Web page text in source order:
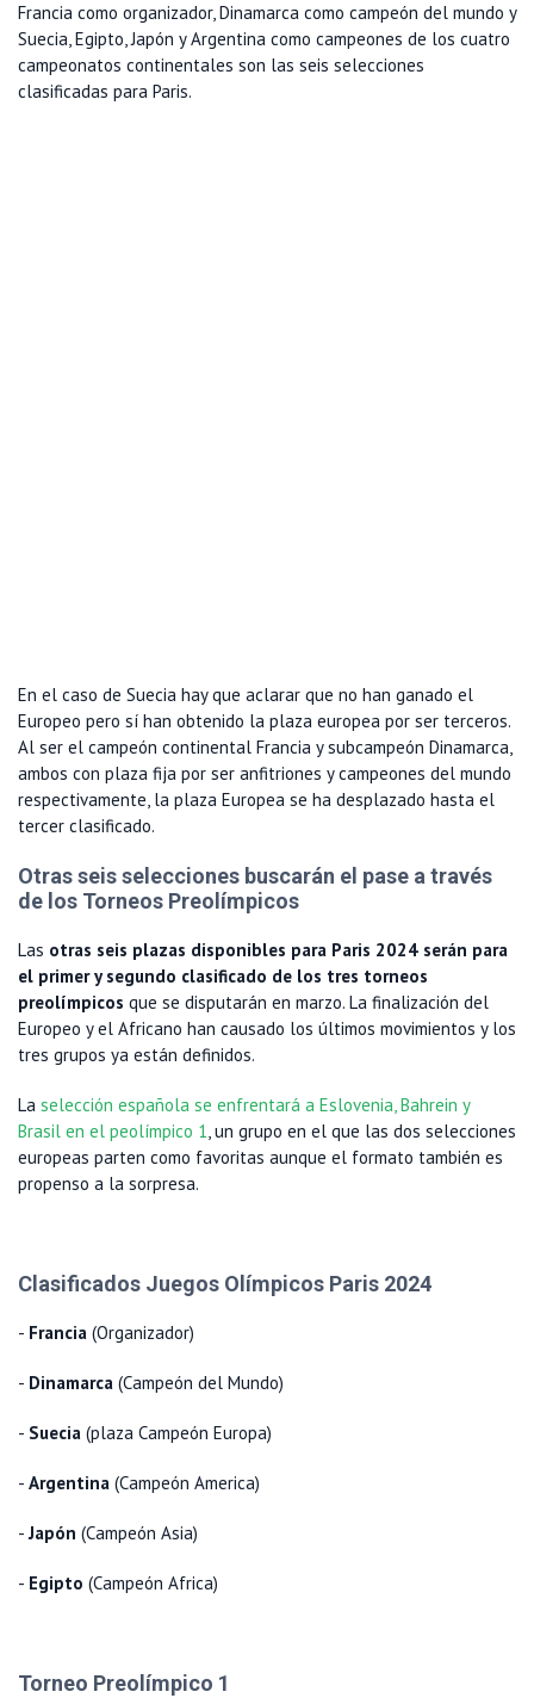
Francia como organizador, Dinamarca como campeón del mundo y
Suecia, Egipto, Japón y Argentina como campeones de los cuatro
campeonatos continentales son las seis selecciones
clasificadas para Paris.
En el caso de Suecia hay que aclarar que no han ganado el
Europeo pero sí han obtenido la plaza europea por ser terceros.
Al ser el campeón continental Francia y subcampeón Dinamarca,
ambos con plaza fija por ser anfitriones y campeones del mundo
respectivamente, la plaza Europea se ha desplazado hasta el
tercer clasificado.
Otras seis selecciones buscarán el pase a través
de los Torneos Preolímpicos
Las otras seis plazas disponibles para Paris 2024 serán para
el primer y segundo clasificado de los tres torneos
preolímpicos que se disputarán en marzo. La finalización del
Europeo y el Africano han causado los últimos movimientos y los
tres grupos ya están definidos.
La selección española se enfrentará a Eslovenia, Bahrein y
Brasil en el peolímpico 1, un grupo en el que las dos selecciones
europeas parten como favoritas aunque el formato también es
propenso a la sorpresa.
Clasificados Juegos Olímpicos Paris 2024
- Francia (Organizador)
- Dinamarca (Campeón del Mundo)
- Suecia (plaza Campeón Europa)
- Argentina (Campeón America)
-Japón (Campeón Asia)
- Egipto (Campeón Africa)
Torneo Preolímpico 1